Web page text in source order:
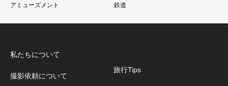
アミューズメント
鉄道
私たちについて
撮影依頼について
旅行Tips